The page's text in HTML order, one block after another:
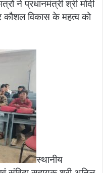
ने प्रधानमंत्री श्री मोदी
कौशल विकास के महत्व को
स्थानीय